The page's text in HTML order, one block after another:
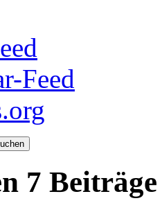
Feed
7 Beiträge